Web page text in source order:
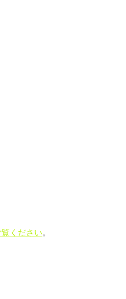
ください。